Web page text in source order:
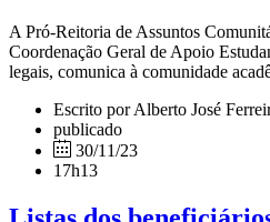
A Pró-Reitoria de Assuntos
Coordenação Geral de Apoio
legais, comunica à comunidade
Escrito por Alberto José
publicado
30/11/23
17h13